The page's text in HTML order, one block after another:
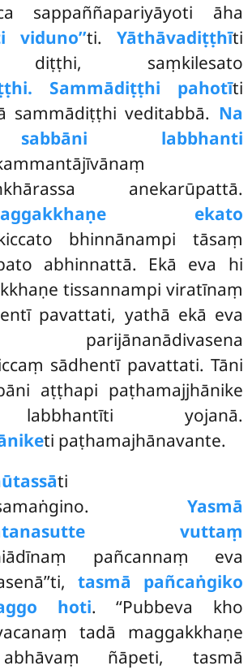
sappaññapariyāyoti āha
viduno’’ti. Yāthāvadiṭṭhīti
diṭṭhi, saṃkilesato
Sammādiṭṭhi pahotīti
sammādiṭṭhi veditabbā. Na
labbhanti
anekarūpattā.
ekato
bhinnānampi tāsaṃ
abhinnattā. Ekā eva hi
tissannampi viratīnaṃ
pavattati, yathā ekā eva
parijānanādivasena
sādhentī pavattati. Tāni
aṭṭhapi paṭhamajjhānike
yojanā.
ti paṭhamajhānavante.
ti
Yasmā
vuttaṃ
pañcannaṃ eva
tasmā pañcaṅgiko
hoti. ‘‘Pubbeva kho
tadā maggakkhaṇe
ñāpeti, tasmā